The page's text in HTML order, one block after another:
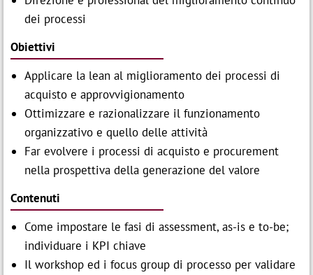
dei processi
Obiettivi
Applicare la lean al miglioramento dei processi di
acquisto e approvvigionamento
Ottimizzare e razionalizzare il funzionamento
organizzativo e quello delle attività
Far evolvere i processi di acquisto e procurement
nella prospettiva della generazione del valore
Contenuti
Come impostare le fasi di assessment, as-is e to-be;
individuare i KPI chiave
Il workshop ed i focus group di processo per validare